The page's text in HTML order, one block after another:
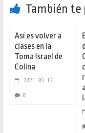
También te
Así es volver a
clases en la
Toma Israel de
Colina
2021-03-13
0